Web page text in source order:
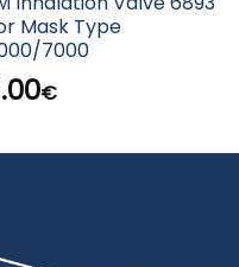
Mask Type
7000
€